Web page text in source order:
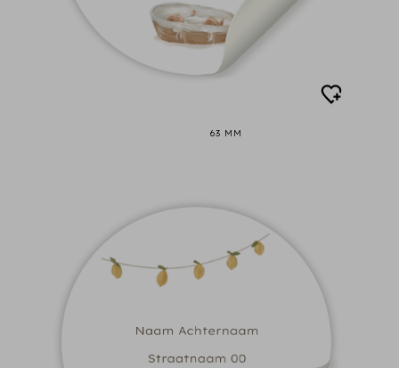
63 MM